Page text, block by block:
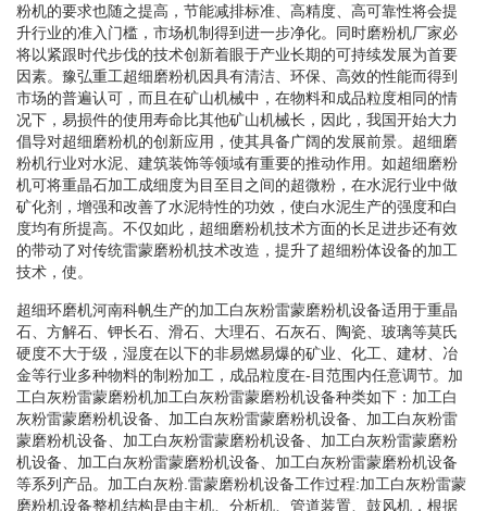
粉机的要求也随之提高，节能减排标准、高精度、高可靠性将会提
升行业的准入门槛，市场机制得到进一步净化。同时磨粉机厂家必
将以紧跟时代步伐的技术创新着眼于产业长期的可持续发展为首要
因素。豫弘重工超细磨粉机因具有清洁、环保、高效的性能而得到
市场的普遍认可，而且在矿山机械中，在物料和成品粒度相同的情
况下，易损件的使用寿命比其他矿山机械长，因此，我国开始大力
倡导对超细磨粉机的创新应用，使其具备广阔的发展前景。超细磨
粉机行业对水泥、建筑装饰等领域有重要的推动作用。如超细磨粉
机可将重晶石加工成细度为目至目之间的超微粉，在水泥行业中做
矿化剂，增强和改善了水泥特性的功效，使白水泥生产的强度和白
度均有所提高。不仅如此，超细磨粉机技术方面的长足进步还有效
的带动了对传统雷蒙磨粉机技术改造，提升了超细粉体设备的加工
技术，使。
超细环磨机河南科帆生产的加工白灰粉雷蒙磨粉机设备适用于重晶
石、方解石、钾长石、滑石、大理石、石灰石、陶瓷、玻璃等莫氏
硬度不大于级，湿度在以下的非易燃易爆的矿业、化工、建材、冶
金等行业多种物料的制粉加工，成品粒度在-目范围内任意调节。加
工白灰粉雷蒙磨粉机加工白灰粉雷蒙磨粉机设备种类如下：加工白
灰粉雷蒙磨粉机设备、加工白灰粉雷蒙磨粉机设备、加工白灰粉雷
蒙磨粉机设备、加工白灰粉雷蒙磨粉机设备、加工白灰粉雷蒙磨粉
机设备、加工白灰粉雷蒙磨粉机设备、加工白灰粉雷蒙磨粉机设备
等系列产品。加工白灰粉.雷蒙磨粉机设备工作过程:加工白灰粉雷蒙
磨粉机设备整机结构是由主机、分析机、管道装置、鼓风机，根据